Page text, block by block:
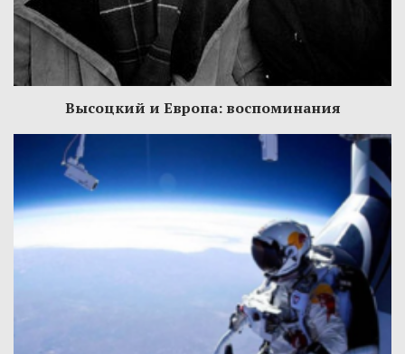
Высоцкий и Европа: воспоминания